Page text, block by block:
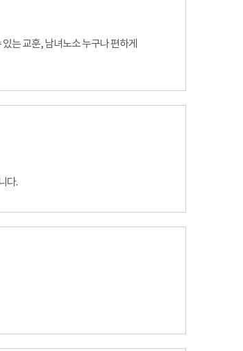
는 교훈, 남녀노소 누구나 편하게
다.